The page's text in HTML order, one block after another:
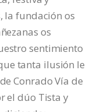
la fundación os
os
sentimiento
tanta ilusión le
Conrado Vía de
el dúo Tista y